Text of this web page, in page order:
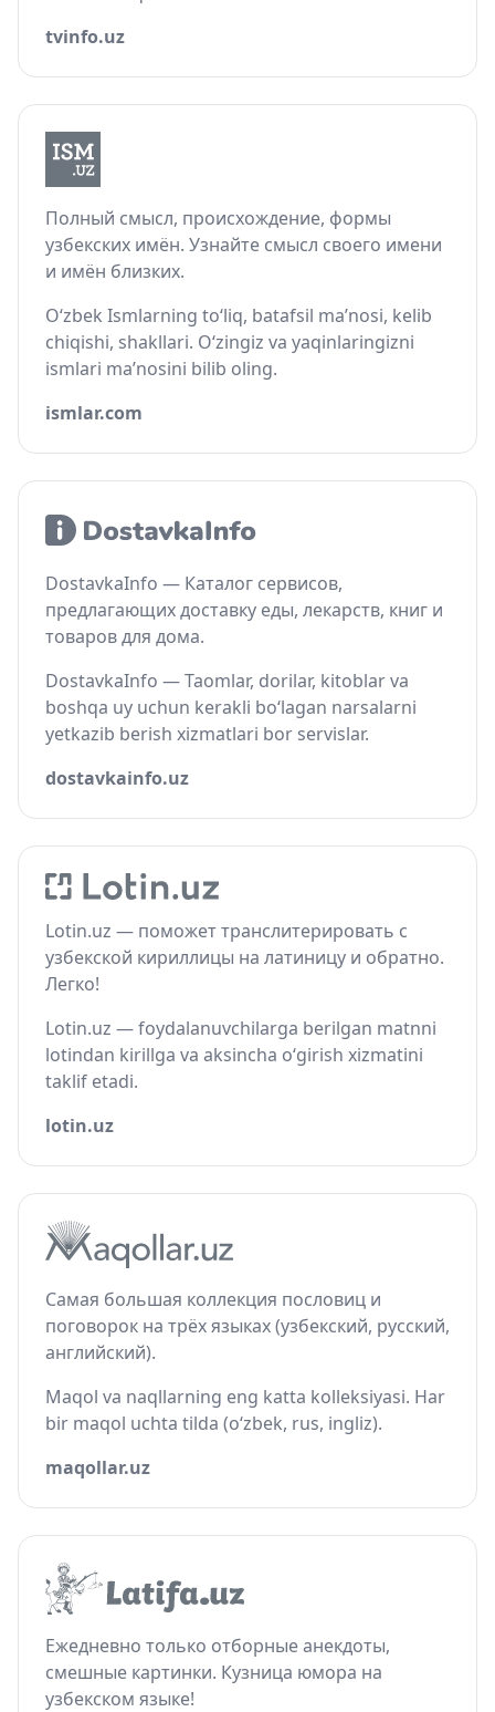
tvinfo.uz
Полный смысл, происхождение, формы
узбекских имён. Узнайте смысл своего имени
и имён близких.
O‘zbek Ismlarning to‘liq, batafsil ma’nosi, kelib
chiqishi, shakllari. O‘zingiz va yaqinlaringizni
ismlari ma’nosini bilib oling.
ismlar.com
DostavkaInfo — Каталог сервисов,
предлагающих доставку еды, лекарств, книг и
товаров для дома.
DostavkaInfo — Taomlar, dorilar, kitoblar va
boshqa uy uchun kerakli bo‘lagan narsalarni
yetkazib berish xizmatlari bor servislar.
dostavkainfo.uz
Lotin.uz — поможет транслитерировать с
узбекской кириллицы на латиницу и обратно.
Легко!
Lotin.uz — foydalanuvchilarga berilgan matnni
lotindan kirillga va aksincha o‘girish xizmatini
taklif etadi.
lotin.uz
Самая большая коллекция пословиц и
поговорок на трёх языках (узбекский, русский,
английский).
Maqol va naqllarning eng katta kolleksiyasi. Har
bir maqol uchta tilda (o‘zbek, rus, ingliz).
maqollar.uz
Ежедневно только отборные анекдоты,
смешные картинки. Кузница юмора на
узбекском языке!